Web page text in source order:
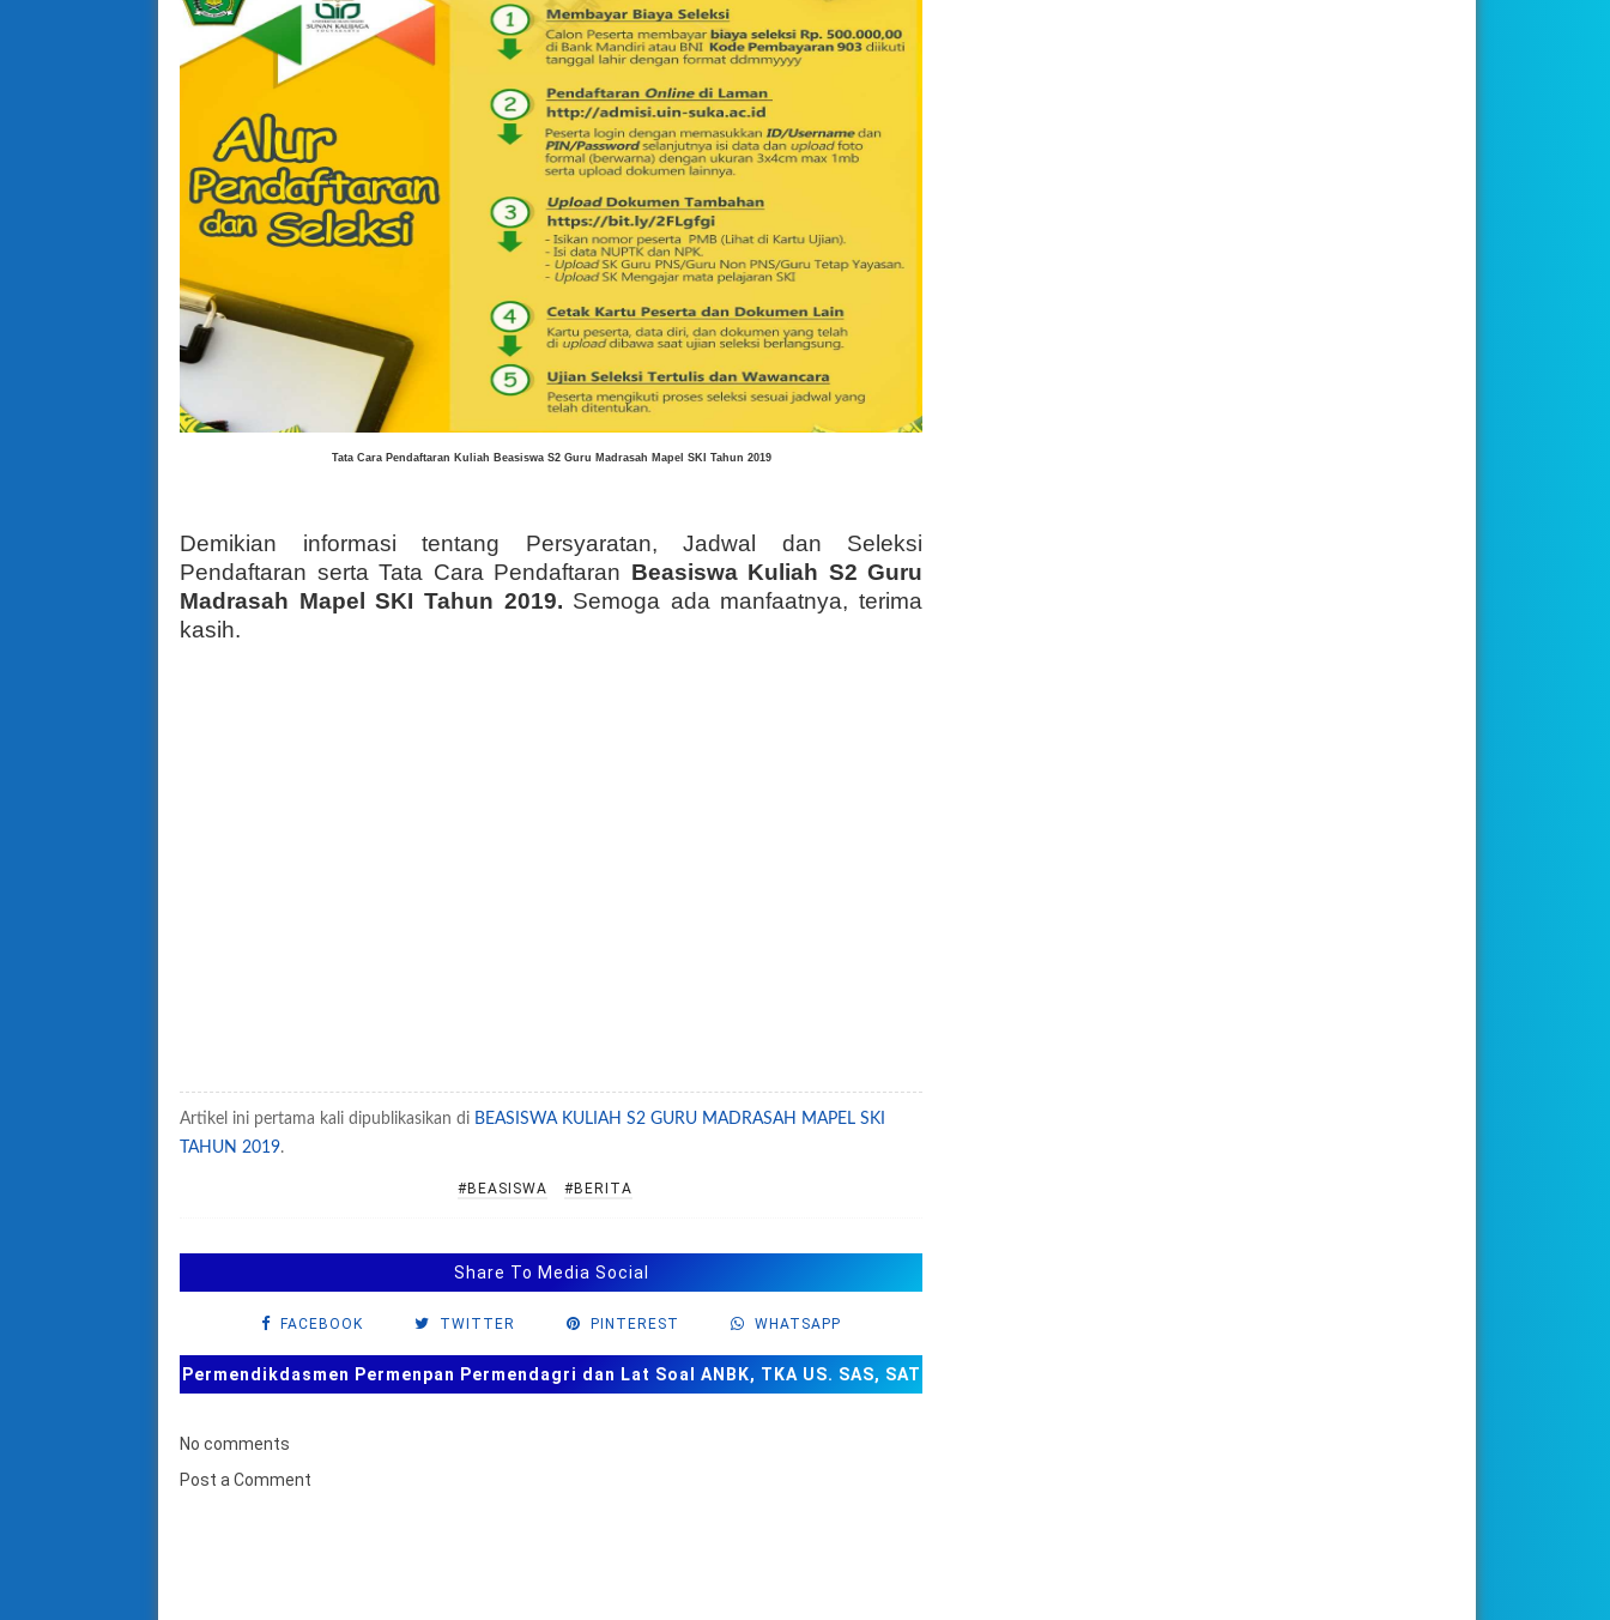
Tata Cara Pendaftaran Kuliah Beasiswa S2 Guru Madrasah Mapel SKI Tahun 2019
Demikian informasi tentang Persyaratan, Jadwal dan Seleksi
Pendaftaran serta Tata Cara Pendaftaran Beasiswa Kuliah S2 Guru
Madrasah Mapel SKI Tahun 2019. Semoga ada manfaatnya, terima
kasih.
Artikel ini pertama kali dipublikasikan di BEASISWA KULIAH S2 GURU MADRASAH MAPEL SKI
TAHUN 2019.
#BEASISWA #BERITA
Share To Media Social
FACEBOOK TWITTER PINTEREST WHATSAPP
Permendikdasmen Permenpan Permendagri dan Lat Soal ANBK, TKA US. SAS, SAT
No comments
Post a Comment